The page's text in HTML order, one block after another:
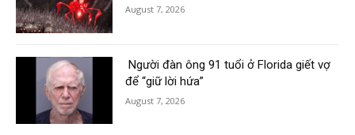
August 7, 2026
Người đàn ông 91 tuổi ở Florida giết vợ
để “giữ lời hứa”
August 7, 2026